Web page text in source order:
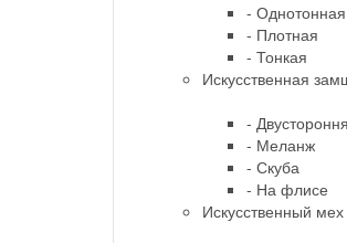
- Однотонная
- Плотная
- Тонкая
Искусственная
-
- Меланж
- Скуба
- На флисе
Искусственный мех